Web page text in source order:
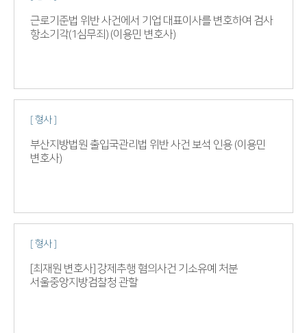
근로기준법 위반 사건에서 기업 대표이사를 변호하여 검사
항소기각(1심무죄) (이용민 변호사)
[ 형사 ]
부산지방법원 출입국관리법 위반 사건 보석 인용 (이용민
변호사)
[ 형사 ]
[최재원 변호사] 강제추행 혐의사건 기소유예 처분
서울중앙지방검찰청 관할